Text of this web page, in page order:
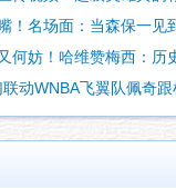
！名场面：当森保一见
妨！哈维赞梅西：历史最
联动WNBA飞翼队佩奇